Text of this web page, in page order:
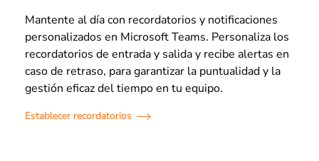
Mantente al día con recordatorios y notificaciones
personalizados en Microsoft Teams. Personaliza los
recordatorios de entrada y salida y recibe alertas en
caso de retraso, para garantizar la puntualidad y la
gestión eficaz del tiempo en tu equipo.
Establecer recordatorios